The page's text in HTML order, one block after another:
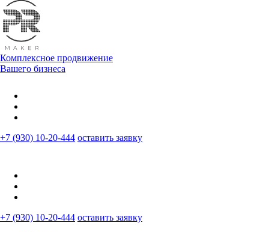
Комплексное продвижение
Вашего бизнеса
+7 (930) 10-20-444 оставить заявку
+7 (930) 10-20-444 оставить заявку